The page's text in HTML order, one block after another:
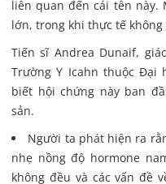
liên quan đến cái tên
lớn, trong khi thực tế không
Tiến sĩ Andrea Dunaif,
Trường Y Icahn thuộc Đại
biết hội chứng này ban
sản.
Người ta phát hiện ra
nhẹ nồng độ hormone
không đều và các vấn đề